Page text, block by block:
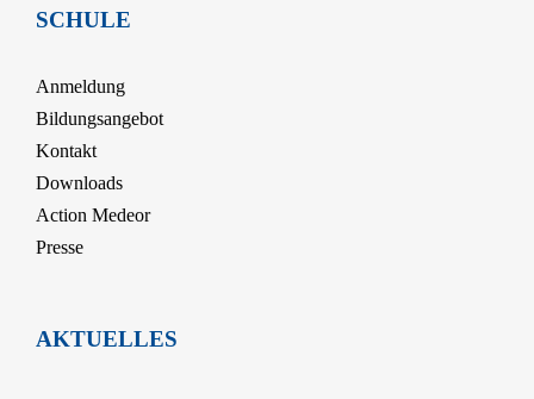
SCHULE
Anmeldung
Bildungsangebot
Kontakt
Downloads
Action Medeor
Presse
AKTUELLES